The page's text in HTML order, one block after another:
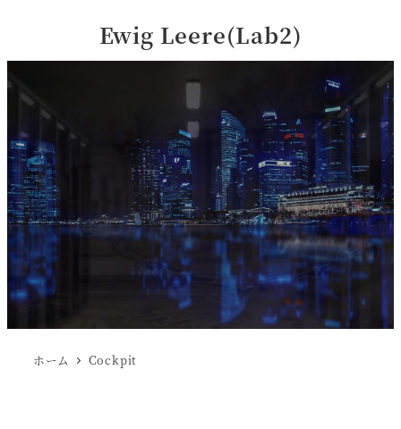
Ewig Leere(Lab2)
ホーム Cockpit